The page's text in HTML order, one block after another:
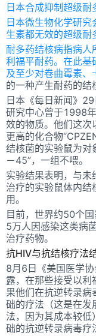
日本合成抑制超级
日本微生物化学研
生素都无效的超级耐
耐多药结核病指病人
利福平耐药。在此基
及至少对卷曲霉素、
的一种产生耐药的结
日本《每日新闻》
研究中心曾于1998
效的物质。他们这次
更高的化合物
结核菌的实验鼠为对
－45”，一组不喂。
实验结果表明，与未
治疗的实验鼠体内
用。
目前，世界约50个
5万人因感染这类病
治疗药物。
抗HIV与抗结核疗法
8月6日《美国医学
露，在那些接受以利
果他们在抗逆转录
础的疗法（这是在发
法，因为其成本较
础的抗逆转录病毒疗